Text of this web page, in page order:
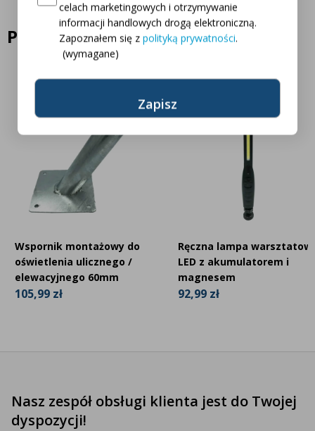
Podobne produkty
Wspornik montażowy do
oświetlenia ulicznego /
elewacyjnego 60mm
105,99 zł
Ręczna lampa
LED z akumulatorem i
magnesem
92,99 zł
Nasz zespół obsługi klienta jest do Twojej
dyspozycji!
celach marketingowych i otrzymywanie
informacji handlowych drogą elektroniczną.
Zapoznałem się z polityką prywatności.
(wymagane)